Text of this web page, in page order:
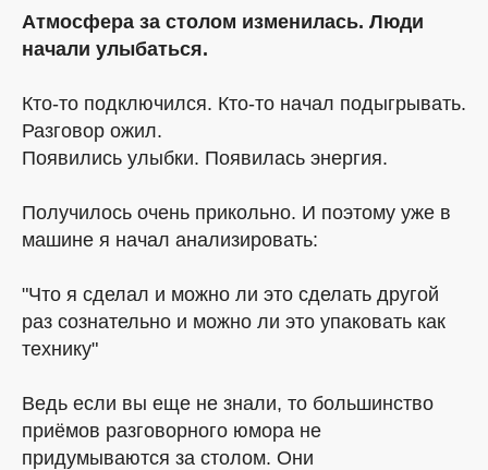
Атмосфера за столом изменилась. Люди
начали улыбаться.
Кто-то подключился. Кто-то начал подыгрывать.
Разговор ожил.
Появились улыбки. Появилась энергия.
Получилось очень прикольно. И поэтому уже в
машине я начал анализировать:
"Что я сделал и можно ли это сделать другой
раз сознательно и можно ли это упаковать как
технику"
Ведь если вы еще не знали, то большинство
приёмов разговорного юмора не
придумываются за столом. Они